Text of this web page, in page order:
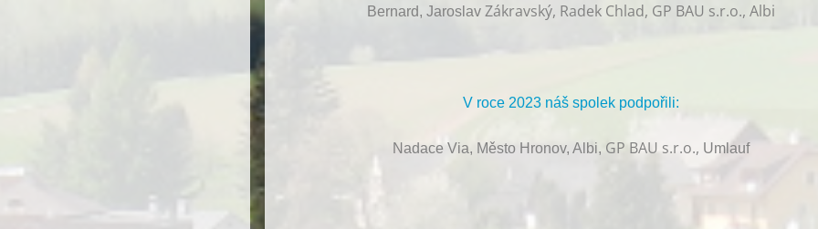
Bernard, JaroslavZákravský, Radek Chlad, GP BAU s.r.o., Albi
V roce 2023 náš spolek podpořili:
Nadace Via, Město Hronov, Albi, GP BAU s.r.o., Umlauf